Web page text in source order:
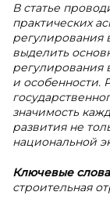
В статье
практических
регулирования
выделить
регулирования
и особенности.
значимость
развития не
национальной
Ключевые слова
строительная